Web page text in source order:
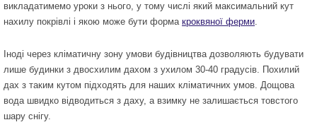
викладатимемо уроки з нього, у тому числі який максимальний кут
нахилу покрівлі і якою може бути форма кроквяної ферми.
Іноді через кліматичну зону умови будівництва дозволяють будувати
лише будинки з двосхилим дахом з ухилом 30-40 градусів. Похилий
дах з таким кутом підходять для наших кліматичних умов. Дощова
вода швидко відводиться з даху, а взимку не залишається товстого
шару снігу.